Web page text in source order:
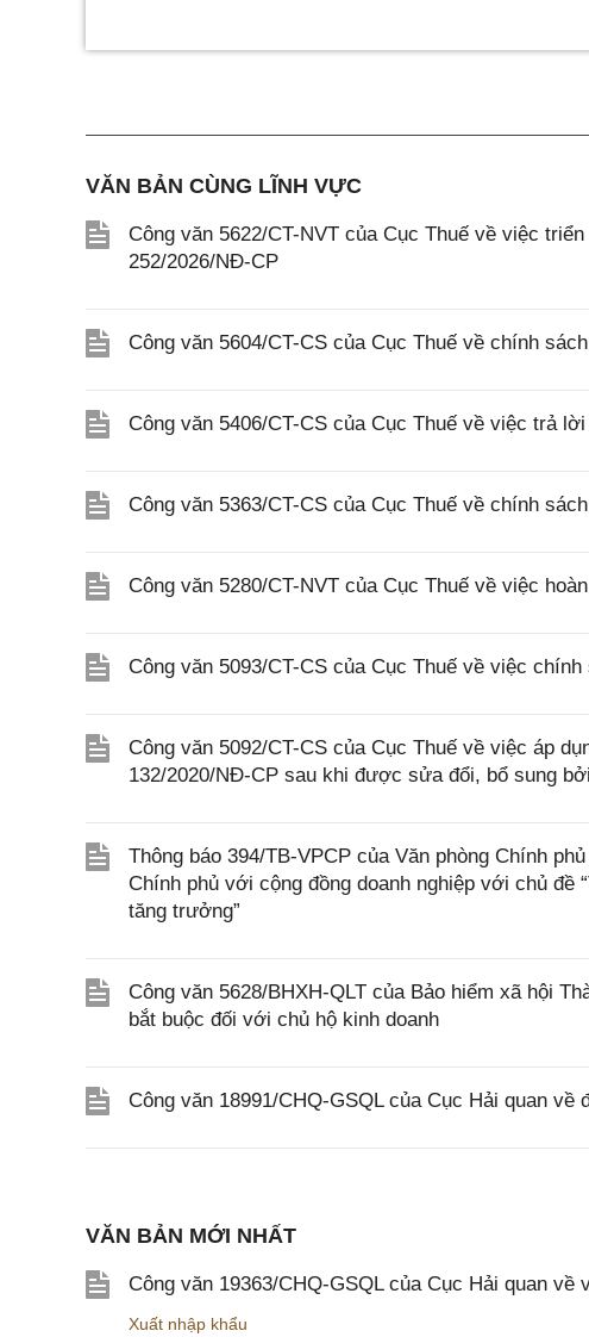
VĂN BẢN CÙNG LĨNH VỰC
Công văn 5622/CT-NVT của Cục Thuế về việc
252/2026/NĐ-CP
Công văn 5604/CT-CS của Cục Thuế về chính
Công văn 5406/CT-CS của Cục Thuế về việc trả
Công văn 5363/CT-CS của Cục Thuế về chính
Công văn 5280/CT-NVT của Cục Thuế về việc
Công văn 5093/CT-CS của Cục Thuế về việc
Công văn 5092/CT-CS của Cục Thuế về việc áp
132/2020/NĐ-CP sau khi được sửa đổi, bổ sung
Thông báo 394/TB-VPCP của Văn phòng Chính
Chính phủ với cộng đồng doanh nghiệp với chủ đề
tăng trưởng”
Công văn 5628/BHXH-QLT của Bảo hiểm xã hội
bắt buộc đối với chủ hộ kinh doanh
Công văn 18991/CHQ-GSQL của Cục Hải quan
VĂN BẢN MỚI NHẤT
Công văn 19363/CHQ-GSQL của Cục Hải quan
Xuất nhập khẩu